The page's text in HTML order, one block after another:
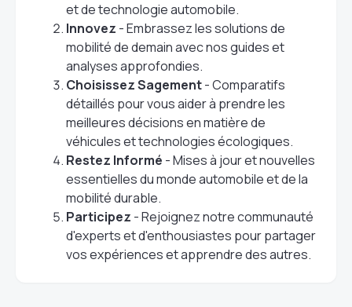
et de technologie automobile.
Innovez - Embrassez les solutions de
mobilité de demain avec nos guides et
analyses approfondies.
Choisissez Sagement- Comparatifs
détaillés pour vous aider à prendre les
meilleures décisions en matière de
véhicules et technologies écologiques.
Restez Informé - Mises à jour et nouvelles
essentielles du monde automobile et de la
mobilité durable.
Participez - Rejoignez notre communauté
d'experts et d'enthousiastes pour partager
vos expériences et apprendre des autres.